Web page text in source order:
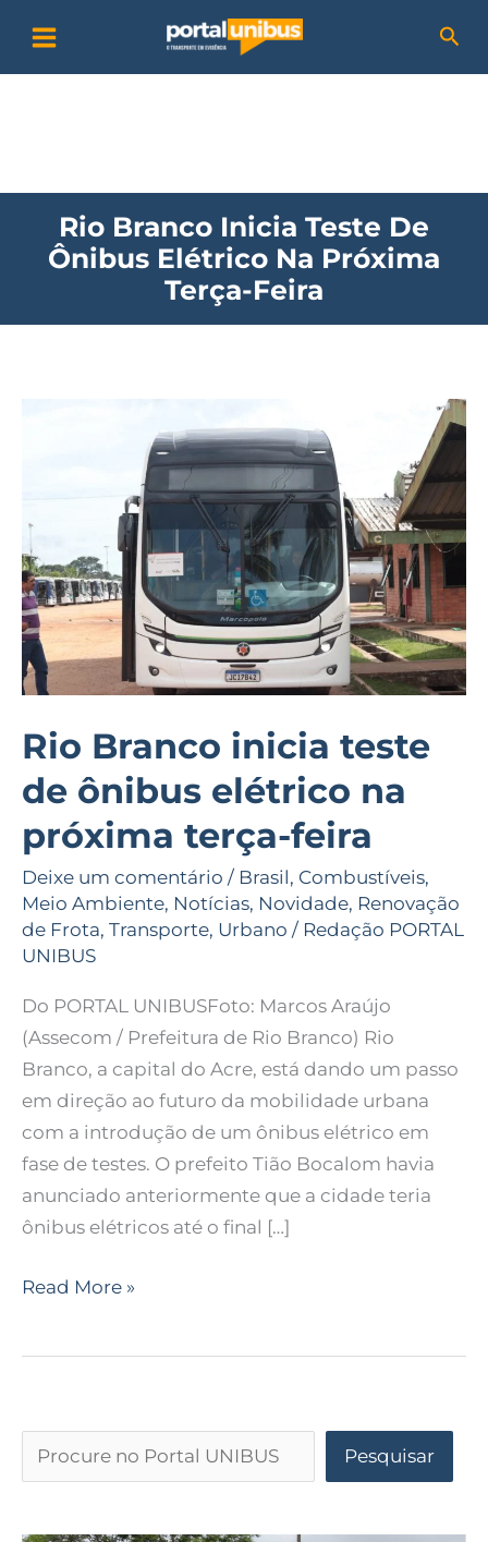
para
o
Rio Branco Inicia Teste De
Ônibus Elétrico Na Próxima
Terça-Feira
Rio Branco inicia teste
de ônibus elétrico na
próxima terça-feira
Deixe um comentário / Brasil, Combustíveis,
Meio Ambiente, Notícias, Novidade, Renovação
de Frota, Transporte, Urbano / Redação PORTAL
UNIBUS
Do PORTAL UNIBUSFoto: Marcos Araújo
(Assecom / Prefeitura de Rio Branco) Rio
Branco, a capital do Acre, está dando um passo
em direção ao futuro da mobilidade urbana
com a introdução de um ônibus elétrico em
fase de testes. O prefeito Tião Bocalom havia
anunciado anteriormente que a cidade teria
ônibus elétricos até o final […]
ônibus
elétrico
na
próxima
terça-
feira
Read More »
Pesquisar